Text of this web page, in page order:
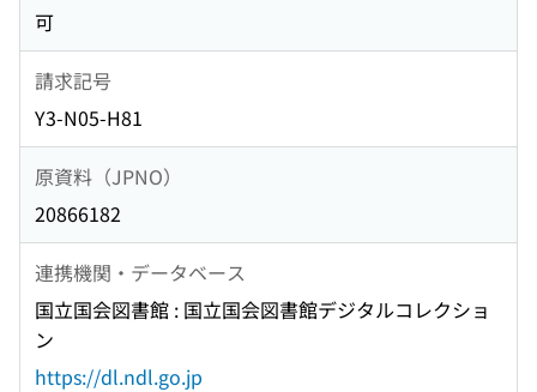
可
請求記号
Y3-N05-H81
原資料（JPNO）
20866182
連携機関・データベース
国立国会図書館 : 国立国会図書館デジタルコレクショ
ン
https://dl.ndl.go.jp